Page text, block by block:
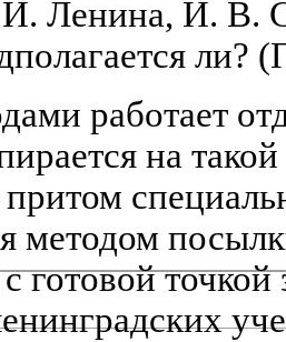
Ленина, И. В.
ли?
работает
на
притом
методом
готовой